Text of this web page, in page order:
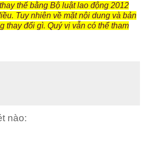
thế bằng Bộ luật lao động 2012
Tuy nhiên về mặt nội dung và bản
thay đổi gì. Quý vị vẫn có thể tham
nào: